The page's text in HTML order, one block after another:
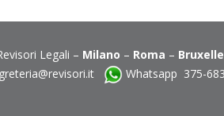
Legali – Milano – Roma –
Whatsapp 375-